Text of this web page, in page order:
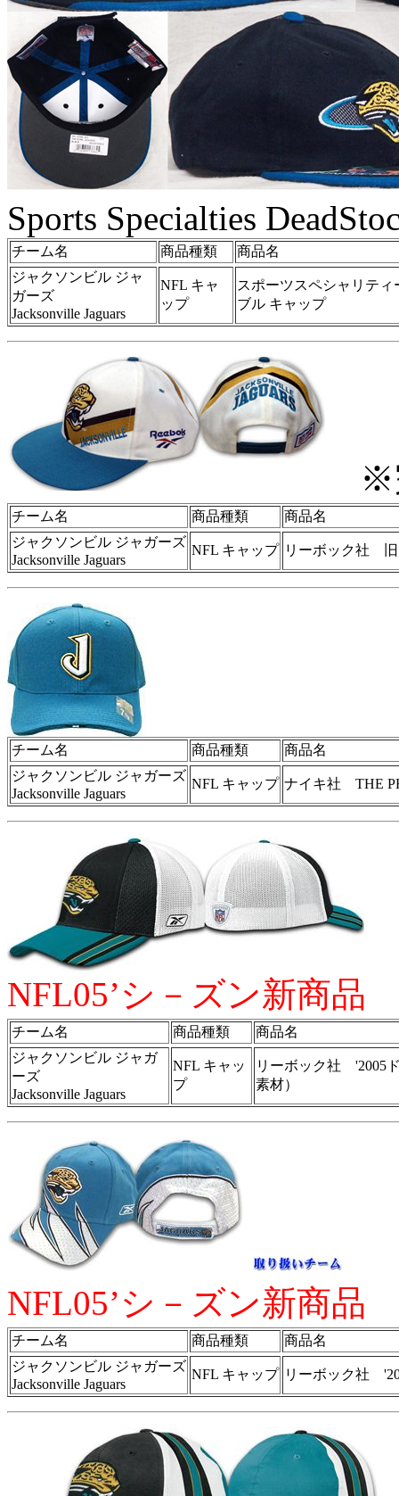
Sports Specialties
チーム名 商品種類
商品名
ジャクソンビル ジャ
ガーズ
Jacksonville Jaguars
NFL キャ
ップ
スポーツスペシャリテ
ブル キャップ
※
チーム名 商品種類
商品名
ジャクソンビル ジャガーズ
Jacksonville Jaguars
NFL キャップ リーボック社 旧
チーム名 商品種類
商品名
ジャクソンビル ジャガーズ
Jacksonville Jaguars
NFL キャップ ナイキ社 THE
NFL05’シ－ズン新商品
チーム名 商品種類
商品名
ジャクソンビル ジャガ
ーズ
Jacksonville Jaguars
NFL キャッ
プ
リーボック社 '2005
素材）
NFL05’シ－ズン新商品
チーム名 商品種類
商品名
ジャクソンビル ジャガーズ
Jacksonville Jaguars
NFL キャップ リーボック社